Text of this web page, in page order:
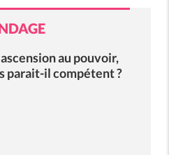
au pouvoir,
parait-il compétent ?